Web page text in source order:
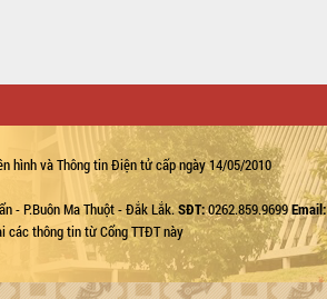
hình và Thông tin Điện tử cấp ngày 14/05/2010
- P.Buôn Ma Thuột - Đắk Lắk.SĐT:0262.859.9699Email:
các thông tin từ Cổng TTĐT này